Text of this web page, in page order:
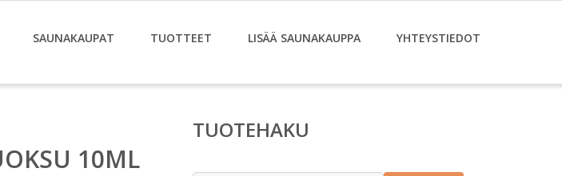
SAUNAKAUPAT TUOTTEET LISÄÄ SAUNAKAUPPA YHTEYSTIEDOT
10ML
TUOTEHAKU